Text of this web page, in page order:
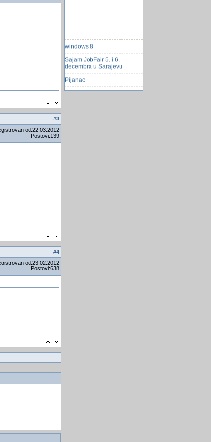
#3
od:22.03.2012
Postovi:139
#4
od:23.02.2012
Postovi:638
windows 8
Sajam JobFair 5. i 6.
decembra u Sarajevu
Pijanac
Objavljene prve zvanične